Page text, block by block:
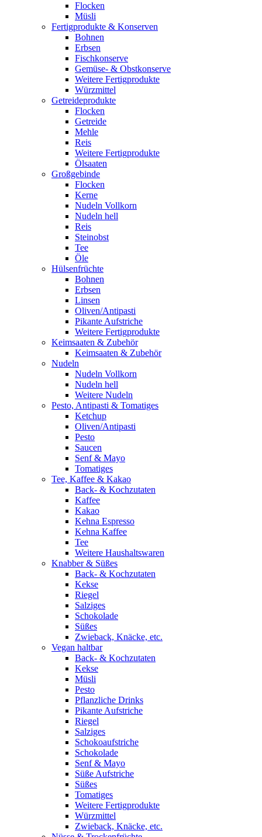
Flocken
Müsli
Fertigprodukte & Konserven
Bohnen
Erbsen
Fischkonserve
Gemüse- & Obstkonserve
Weitere Fertigprodukte
Würzmittel
Getreideprodukte
Flocken
Getreide
Mehle
Reis
Weitere Fertigprodukte
Ölsaaten
Großgebinde
Flocken
Kerne
Nudeln Vollkorn
Nudeln hell
Reis
Steinobst
Tee
Öle
Hülsenfrüchte
Bohnen
Erbsen
Linsen
Oliven/Antipasti
Pikante Aufstriche
Weitere Fertigprodukte
Keimsaaten & Zubehör
Keimsaaten & Zubehör
Nudeln
Nudeln Vollkorn
Nudeln hell
Weitere Nudeln
Pesto, Antipasti & Tomatiges
Ketchup
Oliven/Antipasti
Pesto
Saucen
Senf & Mayo
Tomatiges
Tee, Kaffee & Kakao
Back- & Kochzutaten
Kaffee
Kakao
Kehna Espresso
Kehna Kaffee
Tee
Weitere Haushaltswaren
Knabber & Süßes
Back- & Kochzutaten
Kekse
Riegel
Salziges
Schokolade
Süßes
Zwieback, Knäcke, etc.
Vegan haltbar
Back- & Kochzutaten
Kekse
Müsli
Pesto
Pflanzliche Drinks
Pikante Aufstriche
Riegel
Salziges
Schokoaufstriche
Schokolade
Senf & Mayo
Süße Aufstriche
Süßes
Tomatiges
Weitere Fertigprodukte
Würzmittel
Zwieback, Knäcke, etc.